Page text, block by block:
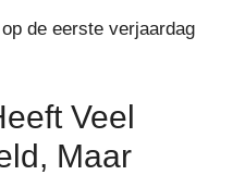
de eerste verjaardag
Veel
Maar